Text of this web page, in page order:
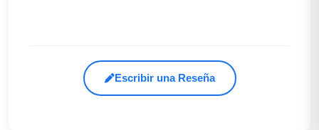
Escribir una Reseña